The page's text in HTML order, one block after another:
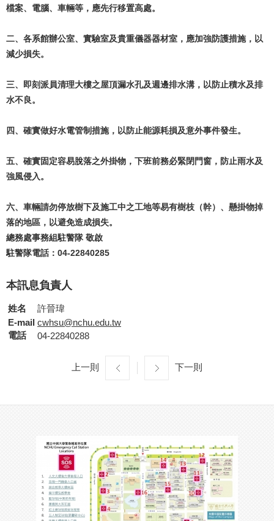
檔案、電腦、車輛等，應先行移置高處。
二、各系館辦公室、實驗室及貴重儀器器材室，應加強防護措施，以
減少損失。
三、即刻派員清理大樓之屋頂漏水孔及週邊排水溝，以防止積水及排
水不良。
四、確實做好水電管制措施，以防止能源耗損及意外事件發生。
五、確實固定容易脫落之外掛物，下班前務必緊閉門窗，防止雨水及
強風侵入。
六、車輛請勿停放樹下及施工中之工地等易有樹枝（幹）、懸掛物掉
落的地區，以避免造成損失。
總務處事務組駐警隊 敬啟
駐警隊電話：04-22840285
本訊息負責人
姓名
許晉瑋
E-mail cwhsu@nchu.edu.tw
電話
04-22840288
上一則 下一則